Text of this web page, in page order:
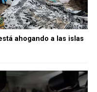
ahogando a las islas